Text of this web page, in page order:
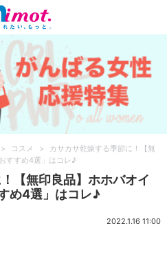
> コスメ >
カサカサ乾燥する季節に！【無
すすめ4選」はコレ♪
【無印良品】ホホバオイ
め4選」はコレ♪
2022.1.16 11:00